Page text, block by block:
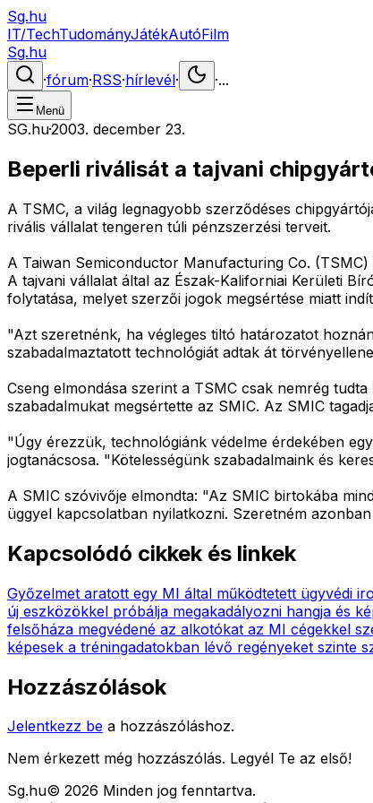
Sg.hu
IT/TechTudományJátékAutóFilm
Sg.hu
·fórum·RSS·hírlevél· ·...
Menü
SG.hu·2003. december 23.
Beperli riválisát a tajvani
A TSMC, a világ legnagyobb szerződéses
rivális vállalat tengeren túli pénzszerzési terveit.
A Taiwan Semiconductor Manufacturing Co.
A tajvani vállalat által az Észak-Kaliforniai Kerületi
folytatása, melyet szerzői jogok megsértése miatt
"Azt szeretnénk, ha végleges tiltó határozatot
szabadalmaztatott technológiát adtak át
Cseng elmondása szerint a TSMC csak nemrég
szabadalmukat megsértette az SMIC. Az SMIC
"Úgy érezzük, technológiánk védelme érdekében
jogtanácsosa. "Kötelességünk szabadalmaink és
A SMIC szóvivője elmondta: "Az SMIC birtokába
üggyel kapcsolatban nyilatkozni. Szeretném
Kapcsolódó cikkek és linkek
Győzelmet aratott egy MI által működtetett ügyvédi
új eszközökkel próbálja megakadályozni hangja és
felsőháza megvédené az alkotókat az MI cégekkel
képesek a tréningadatokban lévő regényeket szinte
Hozzászólások
Jelentkezz be a hozzászóláshoz.
Nem érkezett még hozzászólás. Legyél Te az első!
Sg.hu© 2026 Minden jog fenntartva.